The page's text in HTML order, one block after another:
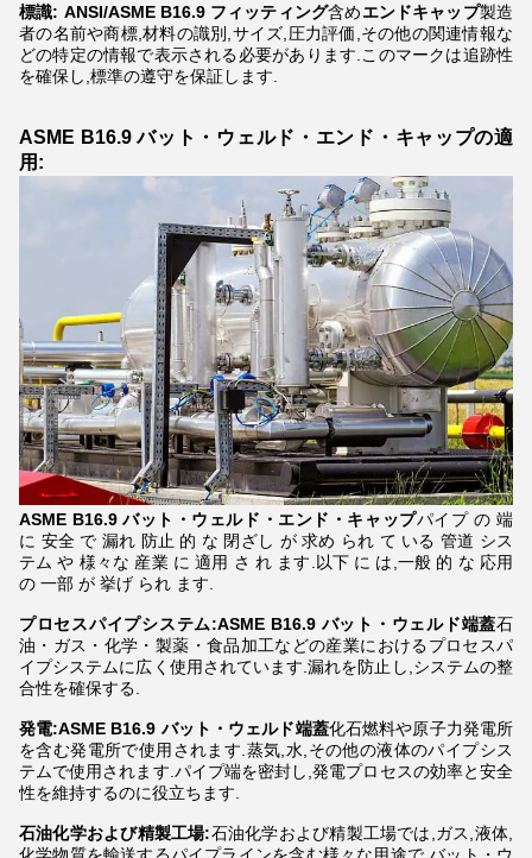
標識: ANSI/ASME B16.9 フィッティング含めエンドキャップ製造
者の名前や商標,材料の識別,サイズ,圧力評価,その他の関連情報な
どの特定の情報で表示される必要があります.このマークは追跡性
を確保し,標準の遵守を保証します.
ASME B16.9 バット・ウェルド・エンド・キャップの適
用:
ASME B16.9 バット・ウェルド・エンド・キャップパイプ の 端
に 安全 で 漏れ 防止 的 な 閉ざし が 求め られ て いる 管道 シス
テム や 様々な 産業 に 適用 さ れ ます.以下 に は,一般 的 な 応用
の 一部 が 挙げ られ ます.
プロセスパイプシステム:ASME B16.9 バット・ウェルド端蓋石
油・ガス・化学・製薬・食品加工などの産業におけるプロセスパ
イプシステムに広く使用されています.漏れを防止し,システムの整
合性を確保する.
発電:ASME B16.9 バット・ウェルド端蓋化石燃料や原子力発電所
を含む発電所で使用されます.蒸気,水,その他の液体のパイプシス
テムで使用されます.パイプ端を密封し,発電プロセスの効率と安全
性を維持するのに役立ちます.
石油化学および精製工場:石油化学および精製工場では,ガス,液体,